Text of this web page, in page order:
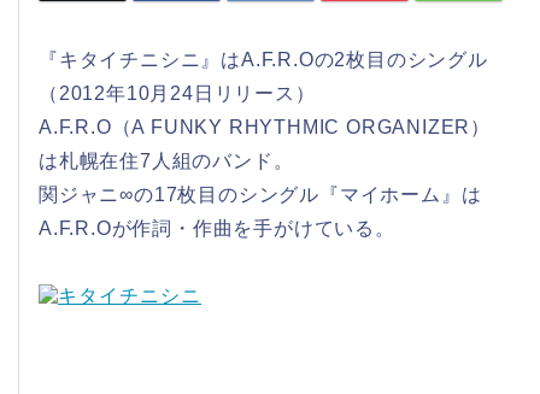
『キタイチニシニ』はA.F.R.Oの2枚目のシングル
（2012年10月24日リリース）
A.F.R.O（A FUNKY RHYTHMIC ORGANIZER）
は札幌在住7人組のバンド。
関ジャニ∞の17枚目のシングル『マイホーム』は
A.F.R.Oが作詞・作曲を手がけている。